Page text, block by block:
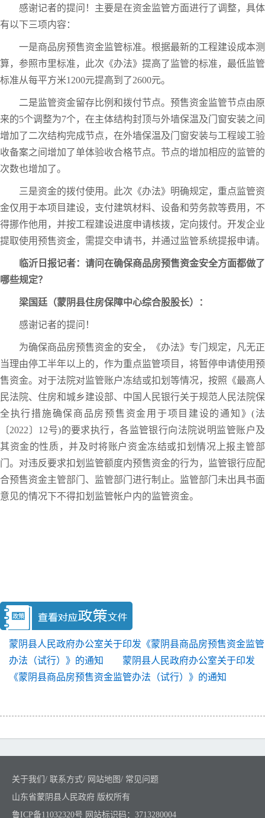
感谢记者的提问！主要是在资金监管方面进行了调整，具体
有以下三项内容：
一是商品房预售资金监管标准。根据最新的工程建设成本测
算，参照市里标准，此次《办法》提高了监管的标准，最低监管
标准从每平方米1200元提高到了2600元。
二是监管资金留存比例和拨付节点。预售资金监管节点由原
来的5个调整为7个，在主体结构封顶与外墙保温及门窗安装之间
增加了二次结构完成节点，在外墙保温及门窗安装与工程竣工验
收备案之间增加了单体验收合格节点。节点的增加相应的监管的
次数也增加了。
三是资金的拨付使用。此次《办法》明确规定，重点监管资
金仅用于本项目建设，支付建筑材料、设备和劳务款等费用，不
得挪作他用，并按工程建设进度申请核拨，定向拨付。开发企业
提取使用预售资金，需提交申请书，并通过监管系统提报申请。
临沂日报记者：请问在确保商品房预售资金安全方面都做了
哪些规定？
梁国廷（蒙阴县住房保障中心综合股股长）：
感谢记者的提问！
为确保商品房预售资金的安全，《办法》专门规定，凡无正
当理由停工半年以上的，作为重点监管项目，将暂停申请使用预
售资金。对于法院对监管账户冻结或扣划等情况，按照《最高人
民法院、住房和城乡建设部、中国人民银行关于规范人民法院保
全执行措施确保商品房预售资金用于项目建设的通知》(法
〔2022〕12号)的要求执行，各监管银行向法院说明监管账户及
其资金的性质，并及时将账户资金冻结或扣划情况上报主管部
门。对违反要求扣划监管额度内预售资金的行为，监管银行应配
合预售资金主管部门、监管部门进行制止。监管部门未出具书面
意见的情况下不得扣划监管帐户内的监管资金。
蒙阴县人民政府办公室关于印发《蒙阴县商品房预售资金监管
办法（试行）》的通知
蒙阴县人民政府办公室关于印发
《蒙阴县商品房预售资金监管办法（试行）》的通知
关于我们/ 联系方式/ 网站地图/ 常见问题
山东省蒙阴县人民政府 版权所有
鲁ICP备11032320号 网站标识码：3713280004